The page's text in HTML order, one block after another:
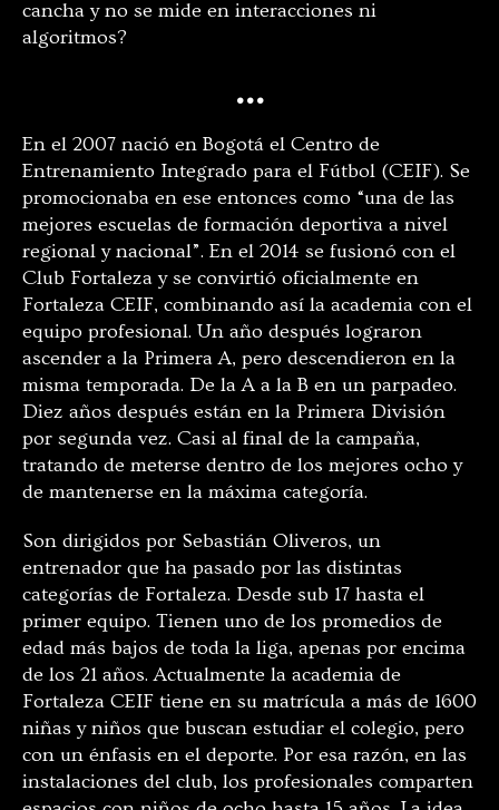
cancha y no se mide en interacciones ni
algoritmos?
…
En el 2007 nació en Bogotá el Centro de
Entrenamiento Integrado para el Fútbol (CEIF). Se
promocionaba en ese entonces como “una de las
mejores escuelas de formación deportiva a nivel
regional y nacional”. En el 2014 se fusionó con el
Club Fortaleza y se convirtió oficialmente en
Fortaleza CEIF, combinando así la academia con el
equipo profesional. Un año después lograron
ascender a la Primera A, pero descendieron en la
misma temporada. De la A a la B en un parpadeo.
Diez años después están en la Primera División
por segunda vez. Casi al final de la campaña,
tratando de meterse dentro de los mejores ocho y
de mantenerse en la máxima categoría.
Son dirigidos por Sebastián Oliveros, un
entrenador que ha pasado por las distintas
categorías de Fortaleza. Desde sub 17 hasta el
primer equipo. Tienen uno de los promedios de
edad más bajos de toda la liga, apenas por encima
de los 21 años. Actualmente la academia de
Fortaleza CEIF tiene en su matrícula a más de 1600
niñas y niños que buscan estudiar el colegio, pero
con un énfasis en el deporte. Por esa razón, en las
instalaciones del club, los profesionales comparten